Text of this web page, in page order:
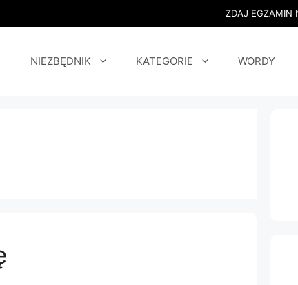
ZDAJ EGZAMIN
NIEZBĘDNIK KATEGORIE WORDY